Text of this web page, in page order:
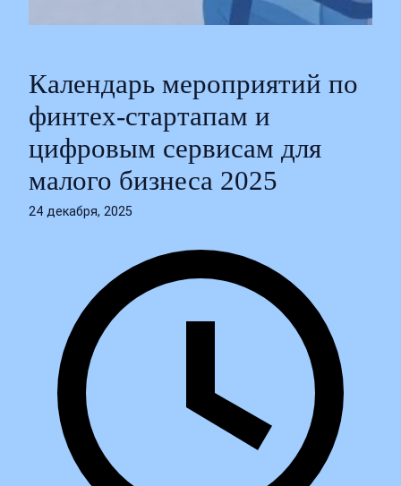
Календарь мероприятий по
финтех-стартапам и
цифровым сервисам для
малого бизнеса 2025
24 декабря, 2025